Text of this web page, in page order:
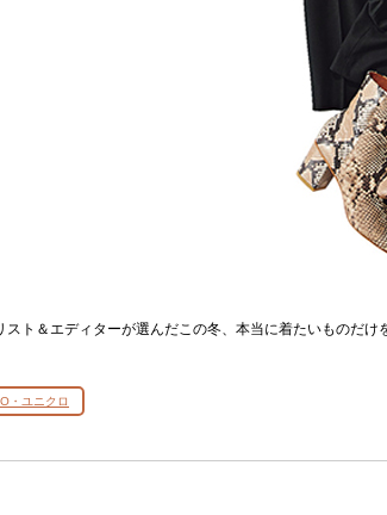
スト＆エディターが選んだこの冬、本当に着たいものだ
・ユニクロ